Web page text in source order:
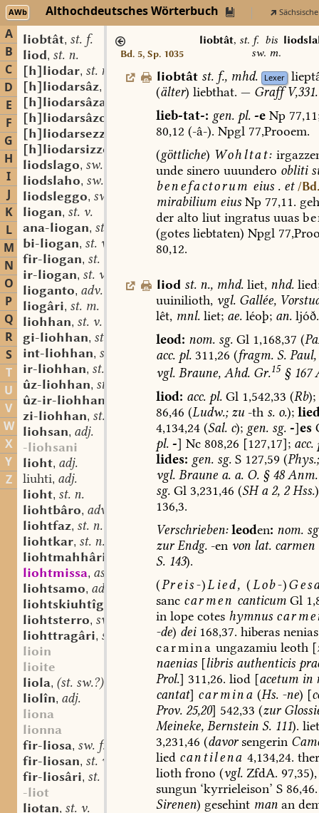
AWb Althochdeutsches Wörterbuch
A
B
C
D
E
F
G
H
I
J
K
L
M
N
O
P
Q
R
S
T
U
V
W
X
Y
Z
liobtât, st. f.
liod, st. n.
[h]liodar, st. n.
[h]liodarsâz,
st. m.
[h]liodarsâza
[h]liodarsâzo
[h]liodarsezzo
[h]liodarsizzo
liodslago, sw. m.
liodslaho, sw. m.
liodsleggo, sw. m.
liogan, st. v.
ana-liogan, st. v.
bi-liogan, st. v.
fir-liogan, st. v.
ir-liogan, st. v.
lioganto, adv.
liogâri, st. m.
liohhan, st. v.
gi-liohhan, st. v.
int-liohhan, st. v.
ir-liohhan, st. v.
ûz-liohhan, st. v.
ûz-ir-liohhan
zi-liohhan, st. v.
liohsan, adj.
-liohsani
lioht, adj.
liuhti, adj.
lioht, st. n.
liohtbâro, adv.
liohtfaz, st. n.
liohtkar, st. n.
liohtmahhâri
liohtmissa, as. st. f.
liohtsamo, adv.
liohtskiuhtîg
liohtsterro, sw. m.
liohttragâri, st. m.
lioin
lioite
liola, (st. sw.?) f.
liolîn, adj.
liona
lionna
fir-liosa, sw. f.
fir-liosan, st. v.
fir-liosâri, st. m.
-liot
liotan, st. v.
Bd. 5, Sp. 1035
liobtât, st. f.bis
sw. m.
liobtât st. f., mhd. Lexer
(älter) liebthat. — Graff V,331.
lieb-tat-: gen.pl. -eNp
80,12 (-â-). Npgl77,Prooem.
(göttliche) Wohltat:
unde sinero uuundero obliti
benefactorum eius.et /
mirabiliumeiusNp77,11.
deralto liut ingratusuuas
(gotesliebtaten) Npgl
80,12.
liod st. n., mhd. liet, nhd.
uuinilioth, vgl.Gallée,
lêt, mnl.liet; ae.léoþ; an.ljóð.
leod: nom.sg.Gl1,168,37 (
acc.pl. 311,26 (fragm.S.Paul,
vgl.Braune,Ahd. Gr.15 §167
liod: acc.pl.Gl1,542,33 (Rb);
86,46 (Ludw.;zu-th s.o.);
4,134,24(Sal.c); gen.sg. -]es
pl. -] Nc808,26 [127,17]; acc.
lides: gen.sg.S127,59 (Phys.;
vgl.Braunea.a.O.§48Anm.
sg.Gl 3,231,46 (SHa2,2Hss.
136,3.
Verschrieben: leoden: nom.
zurEndg. -en vonlat.carmen
S.143).
(Preis-)Lied, (Lob-)
sanc carmen canticumGl
inlopecotes hymnus
-de) dei168,37. hiberas
carmina ungazamiu leoth [
naenias[librisauthenticis
Prol.] 311,26. liod[acetumin
cantat] carmina (Hs. -ne) [
Prov.25,20] 542,33 (zur
Meineke,BernsteinS.111). liet
3,231,46 (davorsengerin
lied cantilena 4,134,24. ther
liothfrono (vgl.ZfdA. 97,35),
sungun‘kyrrieleison’ S86,46.
Sirenen) gesehint manan